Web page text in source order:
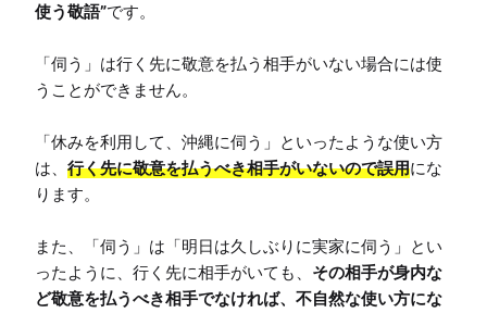
使う敬語”です。
「伺う」は行く先に敬意を払う相手がいない場合には使
うことができません。
「休みを利用して、沖縄に伺う」といったような使い方
は、 行く先に敬意を払うべき相手がいないので誤用にな
ります。
また、「伺う」は「明日は久しぶりに実家に伺う」とい
ったように、行く先に相手がいても、 その相手が身内な
ど敬意を払うべき相手でなければ、不自然な使い方にな